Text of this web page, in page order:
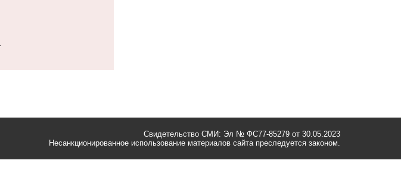
Свидетельство СМИ: Эл № ФС77-85279 от 30.05.2023
Несанкционированное использование материалов сайта преследуется законом.